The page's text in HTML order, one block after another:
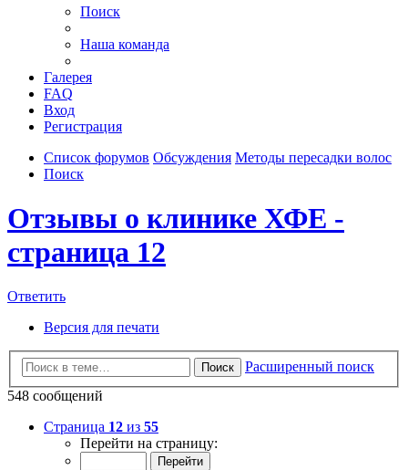
Поиск
Наша команда
Галерея
FAQ
Вход
Регистрация
Список форумов Обсуждения Методы пересадки волос
Поиск
Отзывы о клинике ХФЕ -
страница 12
Ответить
Версия для печати
Поиск
Расширенный поиск
548 сообщений
Страница 12 из 55
Перейти на страницу: